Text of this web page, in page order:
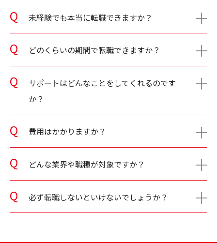
未経験でも本当に転職できますか？
どのくらいの期間で転職できますか？
サポートはどんなことをしてくれるのです
か？
費用はかかりますか？
どんな業界や職種が対象ですか？
必ず転職しないといけないでしょうか？